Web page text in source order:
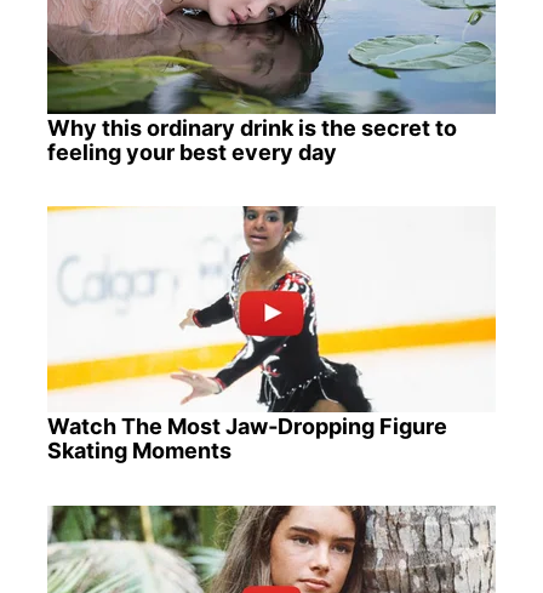
Why this ordinary drink is the secret to
feeling your best every day
Watch The Most Jaw‑Dropping Figure
Skating Moments